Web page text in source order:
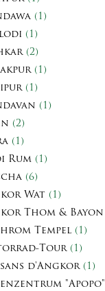
(1)
(1)
(2)
(1)
(1)
(1)
(2)
(1)
Rum (1)
(6)
Wat (1)
Thom & Bayon
Tempel (1)
Tour(1)
d'Angkor(1)
"Apopo"